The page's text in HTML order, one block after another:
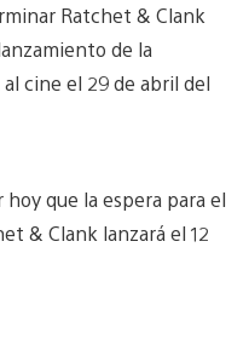
Ratchet & Clank
de la
cine el 29 de abril del
que la espera para el
& Clank lanzará el 12